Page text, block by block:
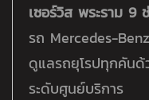
เซอร์วิส พระราม 9
รถ Mercedes-
ดูแลรถยุโรปทุกคันด้
ระดับศูนย์บริการ